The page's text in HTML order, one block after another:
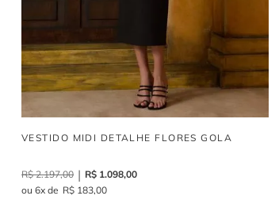
VESTIDO MIDI DETALHE FLORES GOLA
R$ 2.197,00 R$ 1.098,00
6
R$ 183,00